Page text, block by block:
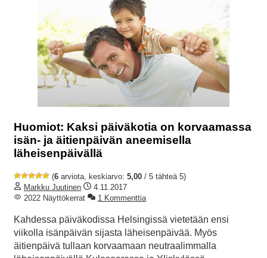
Huomiot: Kaksi päiväkotia on korvaamassa
isän- ja äitienpäivän aneemisella
läheisenpäivällä
(6 arviota, keskiarvo: 5,00 / 5 tähteä 5)
Markku Juutinen
4.11.2017
2022 Näyttökerrat
1 Kommenttia
Kahdessa päiväkodissa Helsingissä vietetään ensi
viikolla isänpäivän sijasta läheisenpäivää. Myös
äitienpäivä tullaan korvaamaan neutraalimmalla